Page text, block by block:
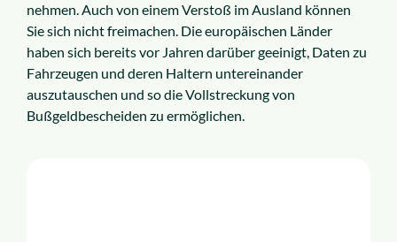
nehmen. Auch von einem Verstoß im Ausland können
Sie sich nicht freimachen. Die europäischen Länder
haben sich bereits vor Jahren darüber geeinigt, Daten zu
Fahrzeugen und deren Haltern untereinander
auszutauschen und so die Vollstreckung von
Bußgeldbescheiden zu ermöglichen.